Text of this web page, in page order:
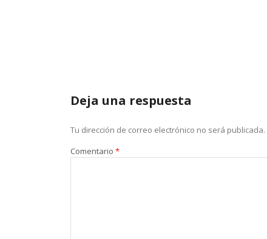
Deja una respuesta
Tu dirección de correo electrónico no será publicada.
Comentario *